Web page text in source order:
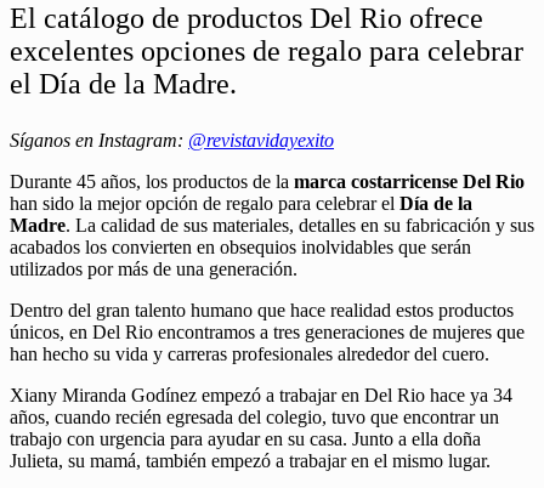
El catálogo de productos Del Rio ofrece
excelentes opciones de regalo para celebrar
el Día de la Madre.
Síganos en Instagram: @revistavidayexito
Durante 45 años, los productos de la marca costarricense Del Rio
han sido la mejor opción de regalo para celebrar el Día de la
Madre. La calidad de sus materiales, detalles en su fabricación y sus
acabados los convierten en obsequios inolvidables que serán
utilizados por más de una generación.
Dentro del gran talento humano que hace realidad estos productos
únicos, en Del Rio encontramos a tres generaciones de mujeres que
han hecho su vida y carreras profesionales alrededor del cuero.
Xiany Miranda Godínez empezó a trabajar en Del Rio hace ya 34
años, cuando recién egresada del colegio, tuvo que encontrar un
trabajo con urgencia para ayudar en su casa. Junto a ella doña
Julieta, su mamá, también empezó a trabajar en el mismo lugar.